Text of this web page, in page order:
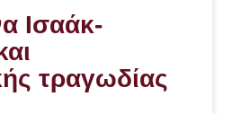
Ισαάκ-
τραγωδίας